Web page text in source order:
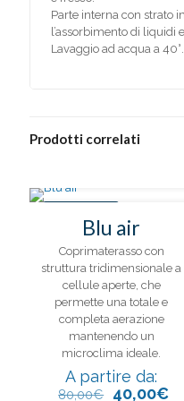
Parte interna con strato
l’assorbimento di liquidi
Lavaggio ad acqua a 40°.
Prodotti correlati
Blu air
Coprimaterasso con
struttura tridimensionale a
cellule aperte, che
permette una totale e
completa aerazione
mantenendo un
microclima ideale.
A partire da:
80,00€ 40,00€